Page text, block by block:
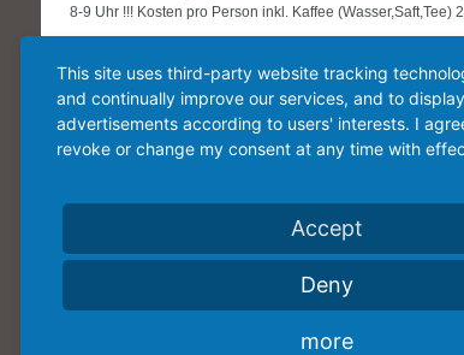
8-9 Uhr !!! Kosten pro Person inkl. Kaffee (Wasser,Saft,Tee)
Freies Training mittwochs von 18-19 Uhr (10 € p.P. bei
August > da findet es an donnerstags statt: 13., 20. + 27.
Einzelstunden bei Christine oder Rory auch in der App
(50 min für 70 € bei einer Person, aber nur 5 € mehr pro
Mittwochs jeweils ab 17 Uhr am 12., 19. und 26. August
Samstags am 5. und 12. Sept. (5.9. von 14-18 Uhr und 12.9.
QR-Code oben: Alle Kurse
unten: Eine kleine Übersicht
This site uses third-party website tracking
and continually improve our services, and to display
advertisements according to users' interests. I
revoke or change my consent at any time with
Accept
Deny
more